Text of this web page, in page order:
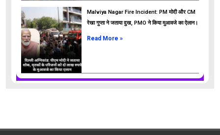
Malviya Nagar Fire Incident: PM मोदी और CM
रेखा गुप्ता ने जताया दुख, PMO ने किया मुआवजे का ऐलान।
Read More »